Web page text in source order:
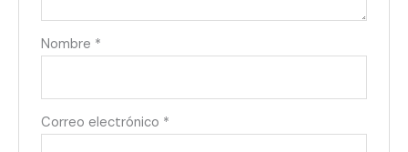
Nombre *
Correo electrónico *